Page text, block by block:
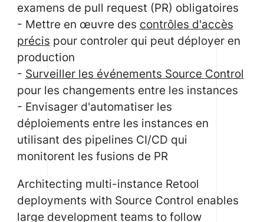
examens de pull request (PR) obligatoires
- Mettre en œuvre des contrôles d'accès
précis pour controler qui peut déployer en
production
- Surveiller les événements Source Control
pour les changements entre les instances
- Envisager d'automatiser les
déploiements entre les instances en
utilisant des pipelines CI/CD qui
monitorent les fusions de PR
Architecting multi-instance Retool
deployments with Source Control enables
large development teams to follow